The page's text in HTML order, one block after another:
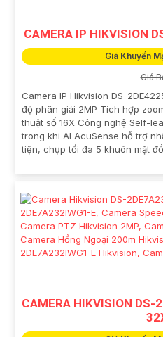
CAMERA IP HIKVISION
Giá Khuyến
Giá
Camera IP Hikvision DS-
độ phân giải 2MP Tích hợp
thuật số 16X Công nghệ Self-
trong khi AI AcuSense hỗ trợ
tiện, chụp tối đa 5 khuôn mặt
CAMERA HIKVISION DS-